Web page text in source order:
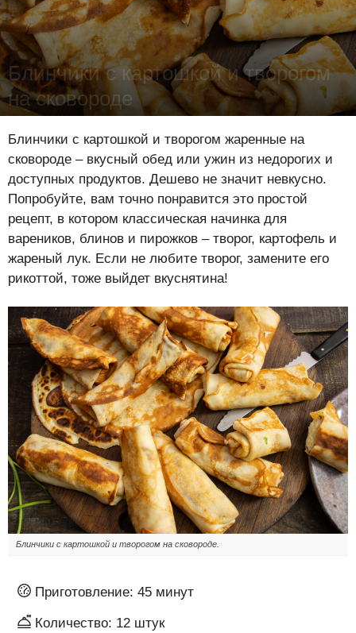
Блинчики с картошкой и творогом
на сковороде
Блинчики с картошкой и творогом жаренные на
сковороде – вкусный обед или ужин из недорогих и
доступных продуктов. Дешево не значит невкусно.
Попробуйте, вам точно понравится это простой
рецепт, в котором классическая начинка для
вареников, блинов и пирожков – творог, картофель и
жареный лук. Если не любите творог, замените его
рикоттой, тоже выйдет вкуснятина!
Блинчики с картошкой и творогом на сковороде.
Приготовление: 45 минут
Количество: 12 штук